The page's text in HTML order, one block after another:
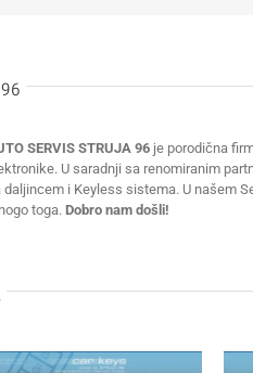
SERVIS STRUJA 96 je porodična
U saradnji sa renomiranim
daljincem i Keyless sistema. U našem
toga.Dobro nam došli!